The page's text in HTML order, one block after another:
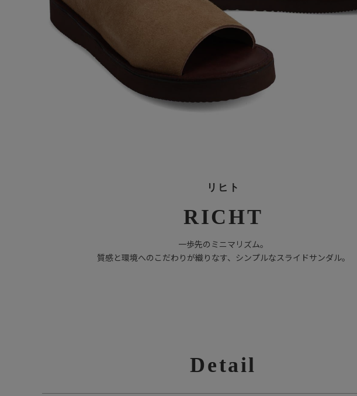
リヒト
RICHT
一歩先のミニマリズム。
質感と環境へのこだわりが織りなす、シンプルなスライドサンダル。
Detail